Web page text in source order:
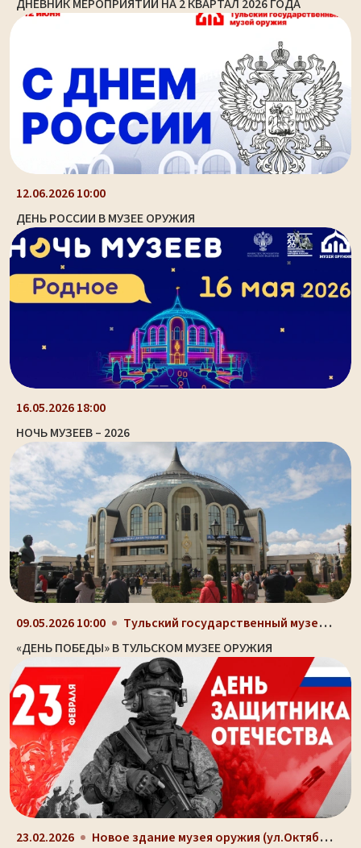
ДНЕВНИК МЕРОПРИЯТИЙ НА 2 КВАРТАЛ 2026 ГОДА
12.06.2026 10:00
ДЕНЬ РОССИИ В МУЗЕЕ ОРУЖИЯ
16.05.2026 18:00
НОЧЬ МУЗЕЕВ – 2026
09.05.2026 10:00 Тульский государственный музей оружия, здание-шлем...
«ДЕНЬ ПОБЕДЫ» В ТУЛЬСКОМ МУЗЕЕ ОРУЖИЯ
23.02.2026 Новое здание музея оружия (ул.Октябрьская, д. 2)